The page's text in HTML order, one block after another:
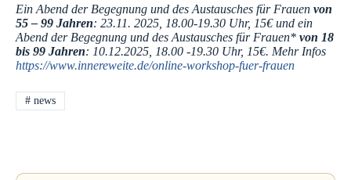
Ein Abend der Begegnung und des Austausches für Frauen von
55 – 99 Jahren: 23.11. 2025, 18.00-19.30 Uhr, 15€ und ein
Abend der Begegnung und des Austausches für Frauen* von 18
bis 99 Jahren: 10.12.2025, 18.00 -19.30 Uhr, 15€. Mehr Infos
https://www.innereweite.de/online-workshop-fuer-frauen
#news